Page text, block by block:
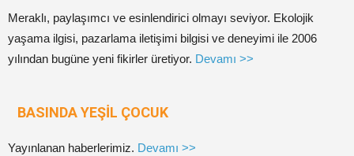
Meraklı, paylaşımcı ve esinlendirici olmayı seviyor. Ekolojik
yaşama ilgisi, pazarlama iletişimi bilgisi ve deneyimi ile 2006
yılından bugüne yeni fikirler üretiyor. Devamı >>
BASINDA YEŞİL ÇOCUK
Yayınlanan haberlerimiz. Devamı >>